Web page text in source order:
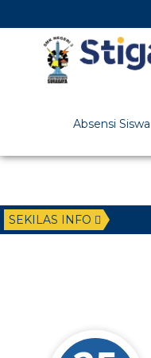
: Function
/home/u6225882/
Absensi Siswa
SEKILAS INFO